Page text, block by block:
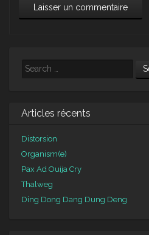
Search
Articles récents
Distorsion
Organism(e)
Pax Ad Ouija Cry
Thalweg
Ding Dong Dang Dung Deng